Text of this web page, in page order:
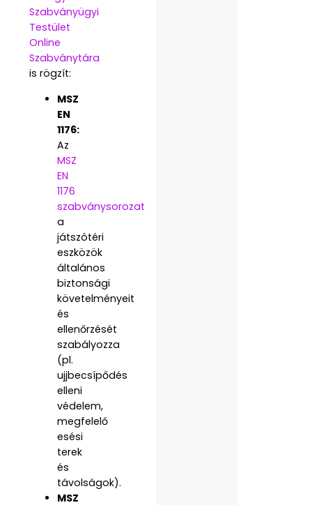
Szabványügyi
Testület
Online
Szabványtára
is rögzít:
MSZ
EN
1176:
Az
MSZ
EN
1176
szabványsorozat
a
játszótéri
eszközök
általános
biztonsági
követelményeit
és
ellenőrzését
szabályozza
(pl.
ujjbecsípődés
elleni
védelem,
megfelelő
esési
terek
és
távolságok).
MSZ